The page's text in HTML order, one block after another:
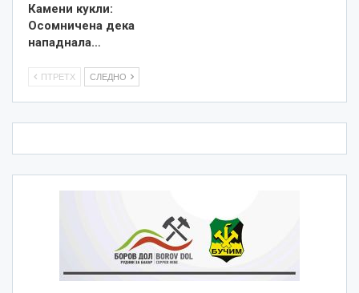
Камени кукли:
Осомничена дека
нападнала…
ПТРЕТХ СЛЕДНО